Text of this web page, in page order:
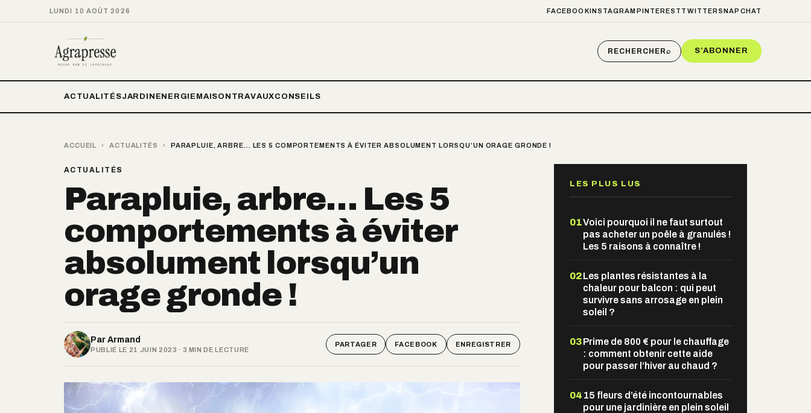
LUNDI 10 AOÛT 2026 FACEBOOKINSTAGRAM PINTEREST TWITTER SNAPCHAT
RECHERCHER⌕ S’ABONNER
ACTUALITÉSJARDIN ENERGIE MAISON TRAVAUXCONSEILS
ACCUEIL › ACTUALITÉS › PARAPLUIE, ARBRE… LES 5 COMPORTEMENTS À ÉVITER ABSOLUMENT LORSQU’UN ORAGE GRONDE !
ACTUALITÉS
Parapluie, arbre… Les 5
comportements à éviter
absolument lorsqu’un
orage gronde !
Par Armand
PUBLIÉ LE 21 JUIN 2023 · 3 MIN DE LECTURE
PARTAGER FACEBOOK ENREGISTRER
LES PLUS LUS
01Voici pourquoi il ne faut surtout
pas acheter un poêle à granulés !
Les 5 raisons à connaître !
02Les plantes résistantes à la
chaleur pour balcon : qui peut
survivre sans arrosage en plein
soleil ?
03Prime de 800 € pour le chauffage
: comment obtenir cette aide
pour passer l’hiver au chaud ?
04 15 fleurs d’été incontournables
pour une jardinière en plein soleil